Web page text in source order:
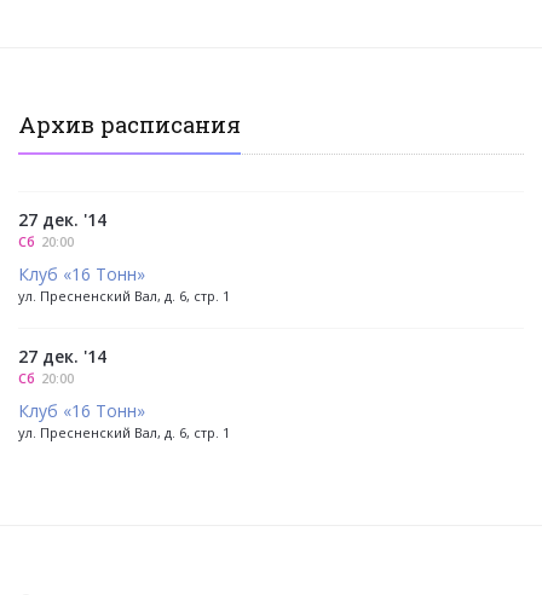
Архив расписания
27 дек. '14
Сб 20:00
Клуб «16 Тонн»
ул. Пресненский Вал, д. 6, стр. 1
27 дек. '14
Сб 20:00
Клуб «16 Тонн»
ул. Пресненский Вал, д. 6, стр. 1